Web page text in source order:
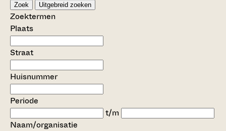
Zoek Uitgebreid zoeken
Zoektermen
Plaats
Straat
Huisnummer
Periode
t/m
Naam/organisatie